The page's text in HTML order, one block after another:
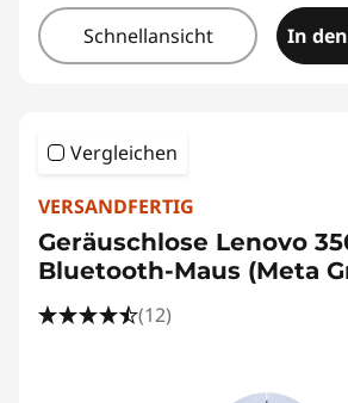
Schnellansicht In
Vergleichen
VERSANDFERTIG
Geräuschlose Lenovo
Bluetooth-Maus (Meta
(12)